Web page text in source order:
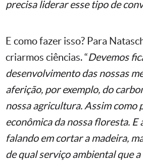
precisa liderar esse tipo de
E como fazer isso? Para
criarmos ciências. “Devemos
desenvolvimento das nossas
aferição, por exemplo, do
nossa agricultura. Assim como
econômica da nossa floresta. E
falando em cortar a madeira,
de qual serviço ambiental que